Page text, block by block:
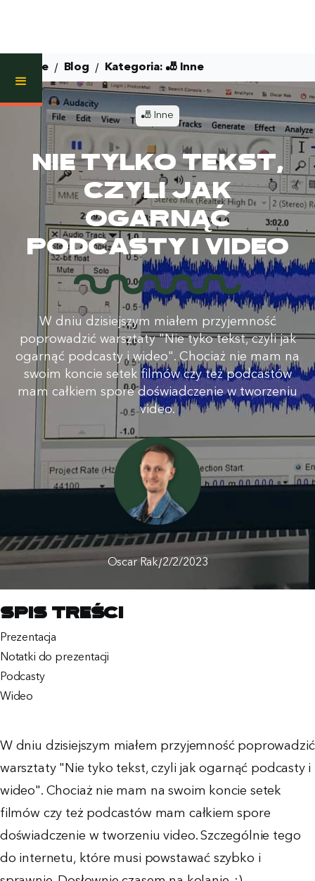
Home / Blog / Kategoria: 🎳 Inne
🎳 Inne
Nie tylko tekst,
czyli jak
ogarnąć
podcasty i video
W dniu dzisiejszym miałem przyjemność
poprowadzić warsztaty "Nie tyko tekst, czyli jak
ogarnąć podcasty i wideo". Chociaż nie mam na
swoim koncie setek filmów czy też podcastów
mam całkiem spore doświadczenie w tworzeniu
video.
Oscar Rak/2/2/2023
Spis treści
Prezentacja
Notatki do prezentacji
Podcasty
Wideo
W dniu dzisiejszym miałem przyjemność poprowadzić
warsztaty "Nie tyko tekst, czyli jak ogarnąć podcasty i
wideo". Chociaż nie mam na swoim koncie setek
filmów czy też podcastów mam całkiem spore
doświadczenie w tworzeniu video. Szczególnie tego
do internetu, które musi powstawać szybko i